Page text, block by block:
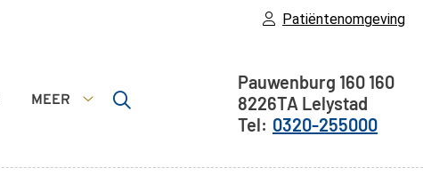
Patiëntenomgeving
MEER
Pauwenburg 160 160
8226TA Lelystad
0320-255000